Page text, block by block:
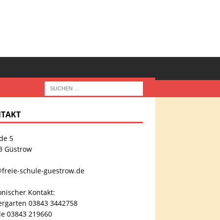
5
Güstrow
schule-guestrow.de
Kontakt:
03843 3442758
03843 219660